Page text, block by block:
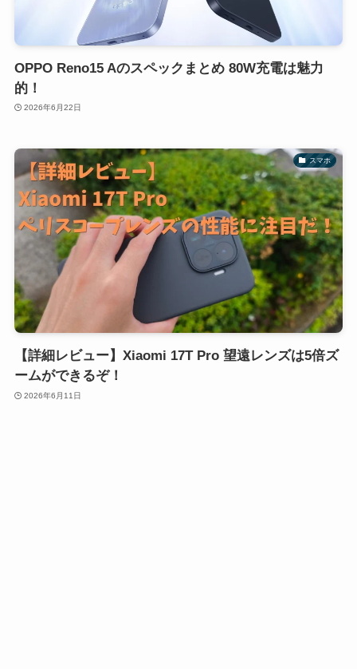
OPPO Reno15 Aのスペックまとめ 80W充電は魅力
的！
2026年6月22日
スマホ
【詳細レビュー】Xiaomi 17T Pro 望遠レンズは5倍ズ
ームができるぞ！
2026年6月11日